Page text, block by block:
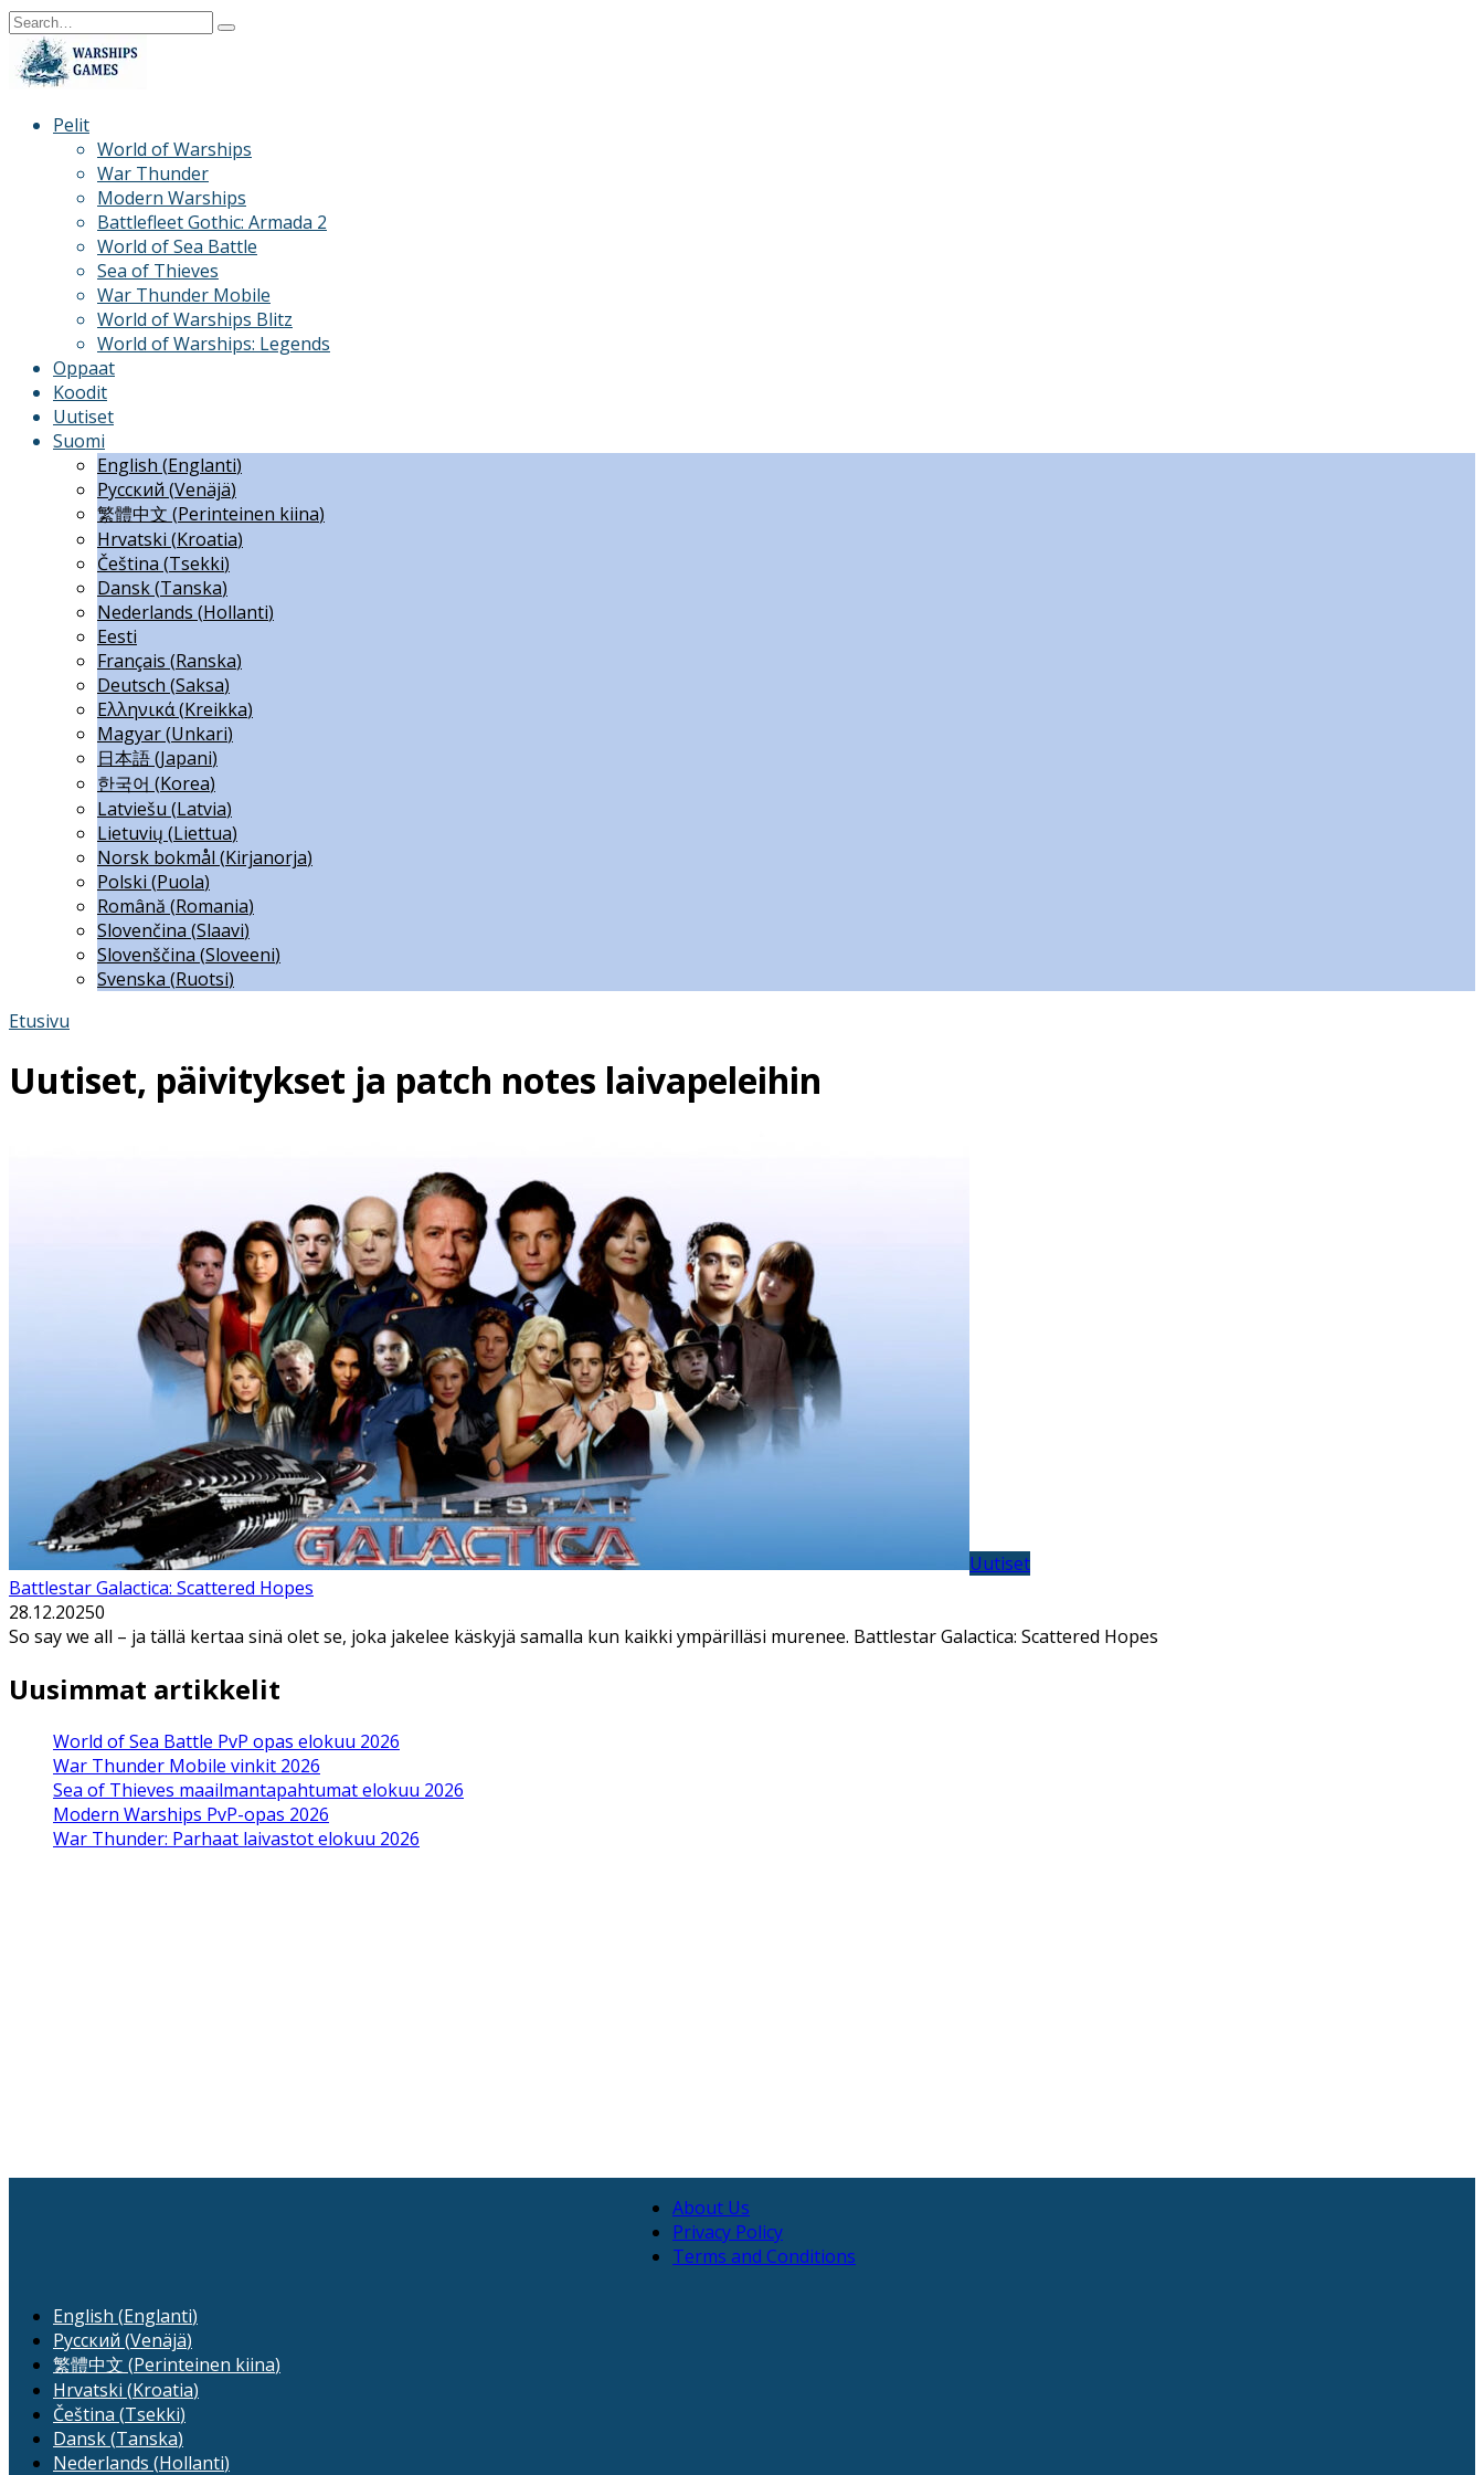
Skip
to
content
Search
for:
Pelit
World of Warships
War Thunder
Modern Warships
Battlefleet Gothic: Armada 2
World of Sea Battle
Sea of Thieves
War Thunder Mobile
World of Warships Blitz
World of Warships: Legends
Oppaat
Koodit
Uutiset
Suomi
English (Englanti)
Русский (Venäjä)
繁體中文 (Perinteinen kiina)
Hrvatski (Kroatia)
Čeština (Tsekki)
Dansk(Tanska)
Nederlands (Hollanti)
Eesti
Français (Ranska)
Deutsch (Saksa)
Ελληνικά(Kreikka)
Magyar(Unkari)
日本語(Japani)
한국어 (Korea)
Latviešu (Latvia)
Lietuvių (Liettua)
Norsk bokmål (Kirjanorja)
Polski (Puola)
Română (Romania)
Slovenčina (Slaavi)
Slovenščina (Sloveeni)
Svenska (Ruotsi)
Etusivu
Uutiset, päivitykset ja patch notes laivapeleihin
Uutiset
Battlestar Galactica: Scattered Hopes
28.12.20250
So say we all – ja tällä kertaa sinä olet se, joka jakelee käskyjä samalla kun kaikki ympärilläsi murenee. Battlestar Galactica: Scattered Hopes
Uusimmat artikkelit
World of Sea Battle PvP opas elokuu 2026
War Thunder Mobile vinkit 2026
Sea of Thieves maailmantapahtumat elokuu 2026
Modern Warships PvP-opas 2026
War Thunder: Parhaat laivastot elokuu 2026
About Us
Privacy Policy
Terms and Conditions
English (Englanti)
Русский (Venäjä)
繁體中文 (Perinteinen kiina)
Hrvatski (Kroatia)
Čeština (Tsekki)
Dansk(Tanska)
Nederlands (Hollanti)